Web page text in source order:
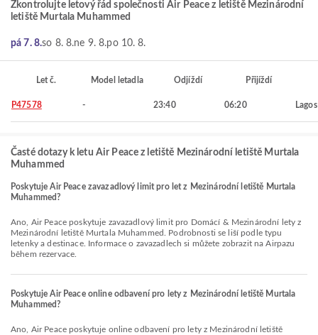
Zkontrolujte letový řád společnosti Air Peace z letiště Mezinárodní
letiště Murtala Muhammed
pá 7. 8.so 8. 8.ne 9. 8.po 10. 8.
Let č. Model letadla Odjíždí Přijíždí
P47578 - 23:40 06:20 Lagos
Časté dotazy k letu Air Peace z letiště Mezinárodní letiště Murtala
Muhammed
Poskytuje Air Peace zavazadlový limit pro let z Mezinárodní letiště Murtala
Muhammed?
Ano, Air Peace poskytuje zavazadlový limit pro Domácí & Mezinárodní lety z
Mezinárodní letiště Murtala Muhammed. Podrobnosti se liší podle typu
letenky a destinace. Informace o zavazadlech si můžete zobrazit na Airpazu
během rezervace.
Poskytuje Air Peace online odbavení pro lety z Mezinárodní letiště Murtala
Muhammed?
Ano, Air Peace poskytuje online odbavení pro lety z Mezinárodní letiště